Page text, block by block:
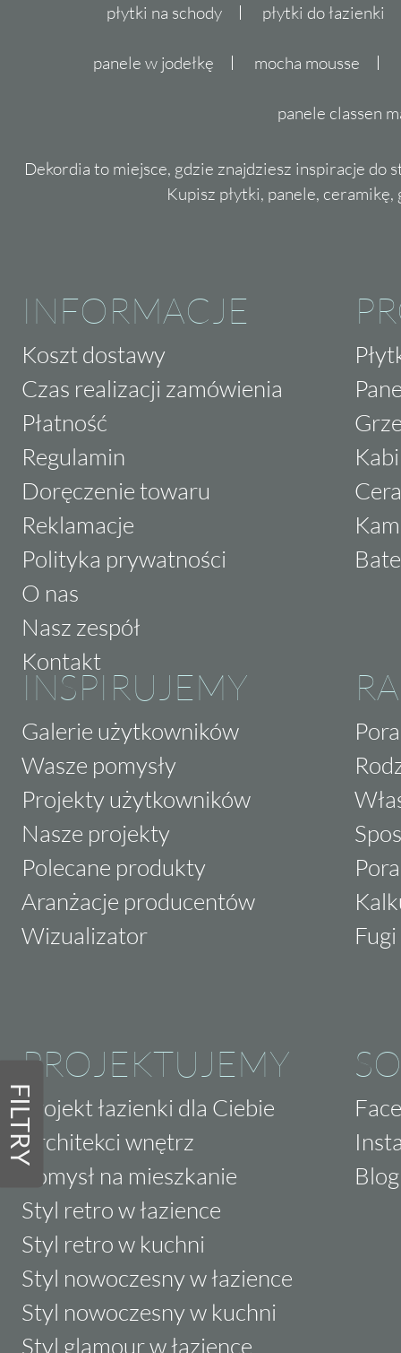
FILTRY
płytki na schody płytki do łazienki
panele w jodełkę mocha mousse
panele classen
Dekordia to miejsce, gdzie znajdziesz inspiracje do
Kupisz płytki, panele,
INFORMACJE
Koszt dostawy
Czas realizacji zamówienia
Płatność
Regulamin
Doręczenie towaru
Reklamacje
Polityka prywatności
O nas
Nasz zespół
Kontakt
INSPIRUJEMY
Galerie użytkowników
Wasze pomysły
Projekty użytkowników
Nasze projekty
Polecane produkty
Aranżacje producentów
Wizualizator
PROJEKTUJEMY
Projekt łazienki dla Ciebie
Architekci wnętrz
Pomysł na mieszkanie
Styl retro w łazience
Styl retro w kuchni
Styl nowoczesny w łazience
Styl nowoczesny w kuchni
Styl glamour w łazience
Blog